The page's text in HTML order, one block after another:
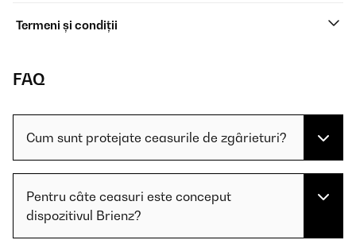
Termeni și condiții
FAQ
Cum sunt protejate ceasurile de zgârieturi?
Pentru câte ceasuri este conceput
dispozitivul Brienz?